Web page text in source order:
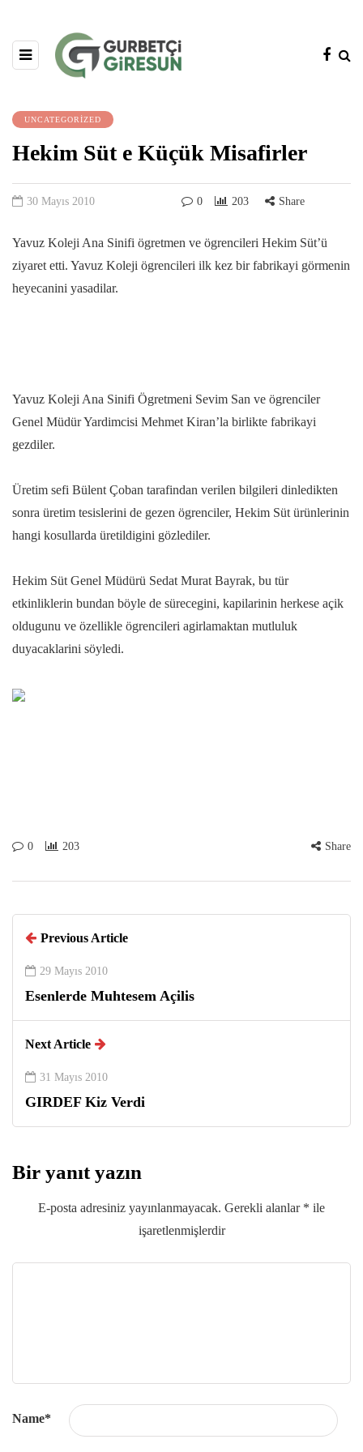
UNCATEGORIZED
Hekim Süt e Küçük Misafirler
30 Mayıs 2010 0 203 Share
Yavuz Koleji Ana Sinifi ögretmen ve ögrencileri Hekim Süt’ü
ziyaret etti. Yavuz Koleji ögrencileri ilk kez bir fabrikayi görmenin
heyecanini yasadilar.
Yavuz Koleji Ana Sinifi Ögretmeni Sevim San ve ögrenciler
Genel Müdür Yardimcisi Mehmet Kiran’la birlikte fabrikayi
gezdiler.
Üretim sefi Bülent Çoban tarafindan verilen bilgileri dinledikten
sonra üretim tesislerini de gezen ögrenciler, Hekim Süt ürünlerinin
hangi kosullarda üretildigini gözlediler.
Hekim Süt Genel Müdürü Sedat Murat Bayrak, bu tür
etkinliklerin bundan böyle de sürecegini, kapilarinin herkese açik
oldugunu ve özellikle ögrencileri agirlamaktan mutluluk
duyacaklarini söyledi.
0 203 Share
Previous Article
29 Mayıs 2010
Esenlerde Muhtesem Açilis
Next Article
31 Mayıs 2010
GIRDEF Kiz Verdi
Bir yanıt yazın
E-posta adresiniz yayınlanmayacak. Gerekli alanlar * ile
işaretlenmişlerdir
Name*